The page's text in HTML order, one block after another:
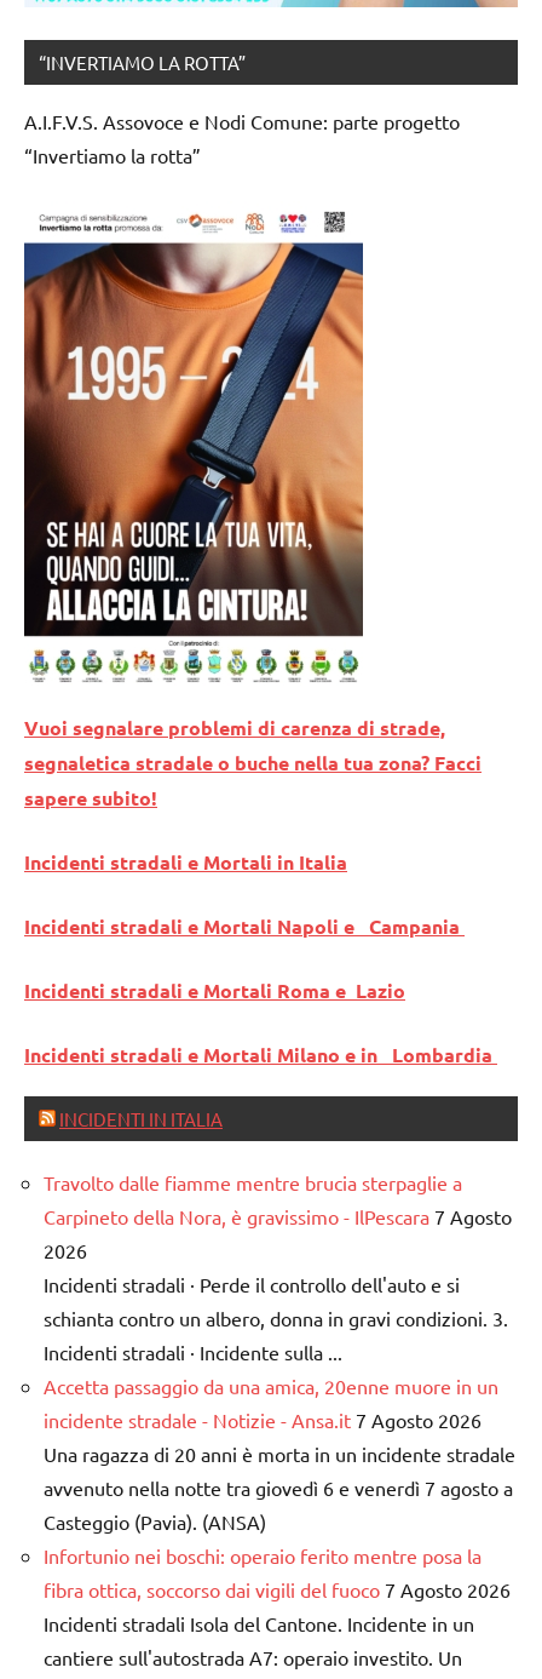
“INVERTIAMO LA ROTTA”
A.I.F.V.S. Assovoce e Nodi Comune: parte progetto
“Invertiamo la rotta”
Vuoi segnalare problemi di carenza di strade,
segnaletica stradale o buche nella tua zona? Facci
sapere subito!
Incidenti stradali e Mortali in Italia
Incidenti stradali e Mortali Napoli e Campania
Incidenti stradali e Mortali Roma e Lazio
Incidenti stradali e Mortali Milano e in Lombardia
INCIDENTI IN ITALIA
Travolto dalle fiamme mentre brucia sterpaglie a
Carpineto della Nora, è gravissimo - IlPescara 7 Agosto
2026
Incidenti stradali · Perde il controllo dell'auto e si
schianta contro un albero, donna in gravi condizioni. 3.
Incidenti stradali · Incidente sulla ...
Accetta passaggio da una amica, 20enne muore in un
incidente stradale - Notizie - Ansa.it 7 Agosto 2026
Una ragazza di 20 anni è morta in un incidente stradale
avvenuto nella notte tra giovedì 6 e venerdì 7 agosto a
Casteggio (Pavia). (ANSA)
Infortunio nei boschi: operaio ferito mentre posa la
fibra ottica, soccorso dai vigili del fuoco 7 Agosto 2026
Incidenti stradali Isola del Cantone. Incidente in un
cantiere sull'autostrada A7: operaio investito. Un